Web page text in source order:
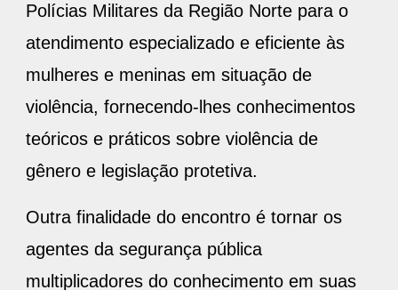
Polícias Militares da Região Norte para o
atendimento especializado e eficiente às
mulheres e meninas em situação de
violência, fornecendo-lhes conhecimentos
teóricos e práticos sobre violência de
gênero e legislação protetiva.
Outra finalidade do encontro é tornar os
agentes da segurança pública
multiplicadores do conhecimento em suas